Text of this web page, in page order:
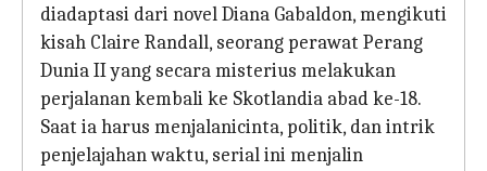
diadaptasi dari novel Diana Gabaldon, mengikuti
kisah Claire Randall, seorang perawat Perang
Dunia II yang secara misterius melakukan
perjalanan kembali ke Skotlandia abad ke-18.
Saat ia harus menjalanicinta, politik, dan intrik
penjelajahan waktu, serial ini menjalin